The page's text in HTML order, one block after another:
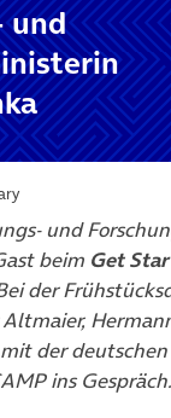
und
und
beim Get
der
der
ins Gespräch.